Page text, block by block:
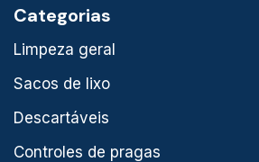
Categorias
Limpeza geral
Sacos de lixo
Descartáveis
Controles de pragas